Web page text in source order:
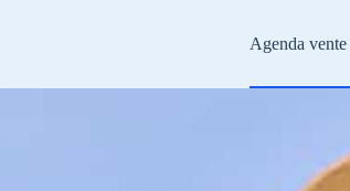
Agenda